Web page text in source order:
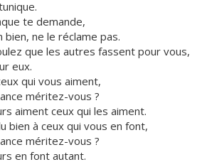
te demande,
ne le réclame pas.
que les autres fassent pour vous,
eux.
qui vous aiment,
méritez-vous ?
aiment ceux qui les aiment.
bien à ceux qui vous en font,
méritez-vous ?
en font autant.